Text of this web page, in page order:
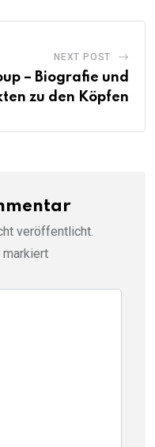
NEXT POST
– Biografie und
zu den Köpfen
veröffentlicht.
markiert